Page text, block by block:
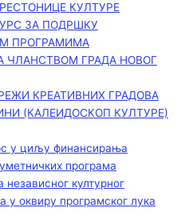
КУЛТУРЕ
ЗА ПОДРШКУ
ПРОГРАМИМА
ЧЛАНСТВОМ ГРАДА НОВОГ
КРЕАТИВНИХ ГРАДОВА
(КАЛЕИДОСКОП КУЛТУРЕ)
у циљу финансирања
програма
независног културног
у оквиру програмског лука